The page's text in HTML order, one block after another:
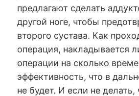
предлагают сделать
другой ноге, чтобы
второго сустава. Как
операция, накладывается
операции на сколько
эффективность, что в
не будет. И если не